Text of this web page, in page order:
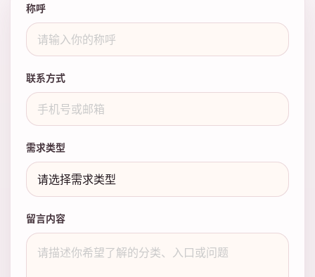
称呼
联系方式
需求类型
留言内容